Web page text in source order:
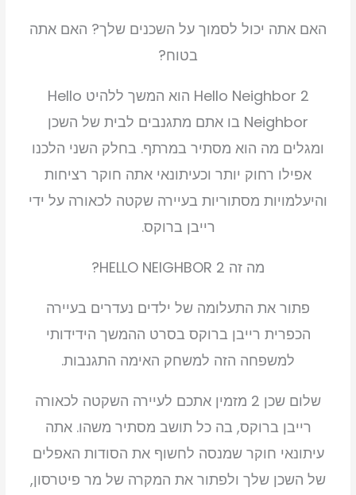
האם אתה יכול לסמוך על השכנים שלך? האם אתה
בטוח?
Hello Neighbor 2 הוא המשך ללהיט Hello
Neighbor בו אתם מתגנבים לבית של השכן
ומגלים מה הוא מסתיר במרתף. בחלק השני הלכנו
אפילו רחוק יותר וכעיתונאי אתה חוקר רציחות
והיעלמויות מסתוריות בעיירה שקטה לכאורה על ידי
רייבן ברוקס.
מה זה HELLO NEIGHBOR 2?
פתור את התעלומה של ילדים נעדרים בעיירה
הכפרית רייבן ברוקס בסרט ההמשך הידידותי
למשפחה הזה למשחק האימה התגנבות.
שלום שכן 2 מזמין אתכם לעיירה השקטה לכאורה
רייבן ברוקס, בה כל תושב מסתיר משהו. אתה
עיתונאי חוקר שמנסה לחשוף את הסודות האפלים
של השכן שלך ולפתור את המקרה של מר פיטרסון,